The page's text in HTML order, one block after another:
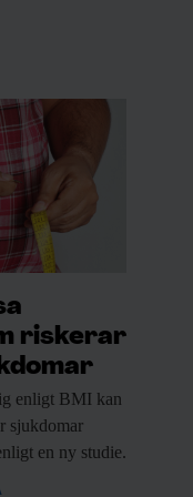
riskerar
enligt BMI kan
sjukdomar
en ny studie.